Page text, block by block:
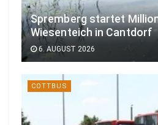
Spremberg startet
Wiesenteich in Cantdorf
6. AUGUST 2026
COTTBUS